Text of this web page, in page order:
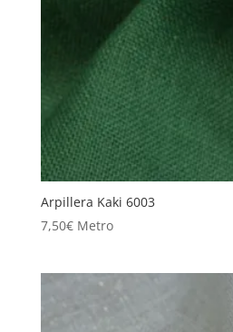
Arpillera Kaki 6003
7,50€ Metro